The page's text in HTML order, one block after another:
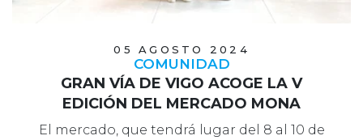
05 AGOSTO 2024
COMUNIDAD
GRAN VÍA DE VIGO ACOGE LA V
EDICIÓN DEL MERCADO MONA
El mercado, que tendrá lugar del 8 al 10 de